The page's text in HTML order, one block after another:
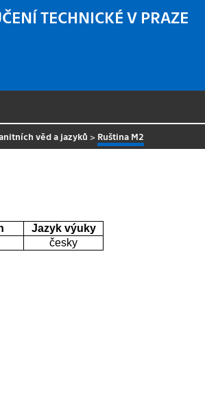
TECHNICKÉ V PRAZE
věd a jazyků > Ruština M2
Jazyk výuky
česky